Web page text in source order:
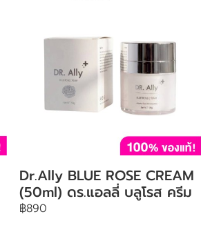
Dr.Ally BLUE ROSE CREAM
(50ml) ดร.แอลลี่ บลูโรส ครีม
฿890